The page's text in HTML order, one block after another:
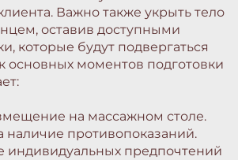
Важно также укрыть тело
оставив доступными
которые будут подвергаться
основных моментов подготовки
на массажном столе.
наличие противопоказаний.
индивидуальных предпочтений